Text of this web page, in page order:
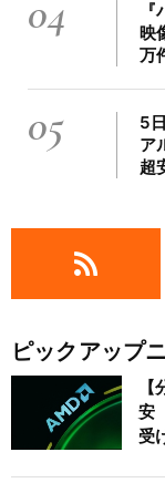
04
映
万
05
5
ア
超
ピックアップ
安
受